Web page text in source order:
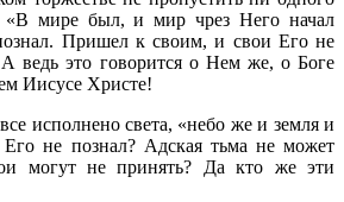
«В мире был, и мир чрез Него начал
Пришел к своим, и свои Его не
ведь это говорится о Нем же, о Боге
Иисусе Христе!
исполнено света, «небо же и земля и
не познал? Адская тьма не может
могут не принять? Да кто же эти